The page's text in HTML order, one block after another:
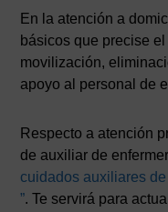
En la atención a
básicos que precise
movilización,
apoyo al personal de
Respecto a atención
de auxiliar de
cuidados auxiliares
”. Te servirá para